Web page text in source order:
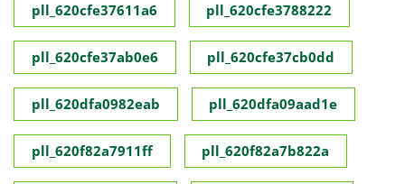
pll_620cfe37611a6 pll_620cfe3788222
pll_620cfe37ab0e6 pll_620cfe37cb0dd
pll_620dfa0982eab pll_620dfa09aad1e
pll_620f82a7911ff pll_620f82a7b822a